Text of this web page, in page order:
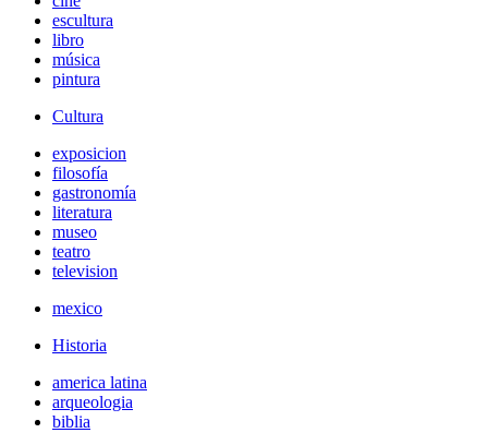
escultura
libro
música
pintura
Cultura
exposicion
filosofía
gastronomía
literatura
museo
teatro
television
mexico
Historia
america latina
arqueologia
biblia